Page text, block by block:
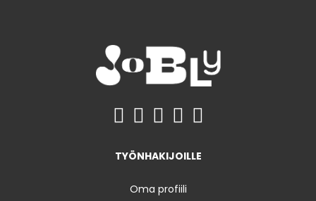
TYÖNHAKIJOILLE
Oma profiili